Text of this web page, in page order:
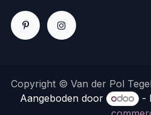
Copyright © Van der Pol
Aangeboden door
-